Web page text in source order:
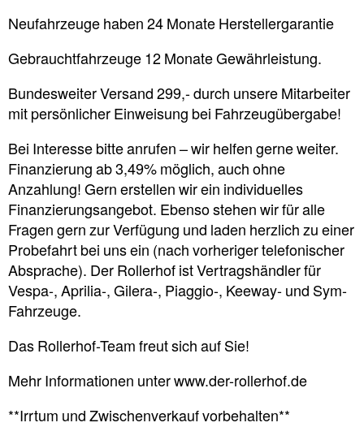
Neufahrzeuge haben 24 Monate Herstellergarantie
Gebrauchtfahrzeuge 12 Monate Gewährleistung.
Bundesweiter Versand 299,- durch unsere Mitarbeiter
mit persönlicher Einweisung bei Fahrzeugübergabe!
Bei Interesse bitte anrufen – wir helfen gerne weiter.
Finanzierung ab 3,49% möglich, auch ohne
Anzahlung! Gern erstellen wir ein individuelles
Finanzierungsangebot. Ebenso stehen wir für alle
Fragen gern zur Verfügung und laden herzlich zu einer
Probefahrt bei uns ein (nach vorheriger telefonischer
Absprache). Der Rollerhof ist Vertragshändler für
Vespa-, Aprilia-, Gilera-, Piaggio-, Keeway- und Sym-
Fahrzeuge.
Das Rollerhof-Team freut sich auf Sie!
Mehr Informationen unter www.der-rollerhof.de
**Irrtum und Zwischenverkauf vorbehalten**